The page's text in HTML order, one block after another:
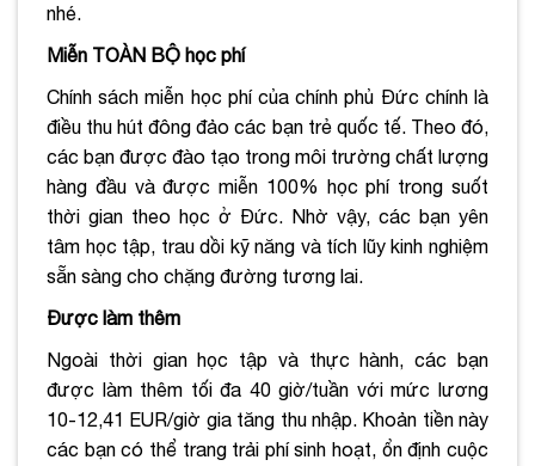
nhé.
Miễn TOÀN BỘ học phí
Chính sách miễn học phí của chính phủ Đức chính là
điều thu hút đông đảo các bạn trẻ quốc tế. Theo đó,
các bạn được đào tạo trong môi trường chất lượng
hàng đầu và được miễn 100% học phí trong suốt
thời gian theo học ở Đức. Nhờ vậy, các bạn yên
tâm học tập, trau dồi kỹ năng và tích lũy kinh nghiệm
sẵn sàng cho chặng đường tương lai.
Được làm thêm
Ngoài thời gian học tập và thực hành, các bạn
được làm thêm tối đa 40 giờ/tuần với mức lương
10-12,41 EUR/giờ gia tăng thu nhập. Khoản tiền này
các bạn có thể trang trải phí sinh hoạt, ổn định cuộc